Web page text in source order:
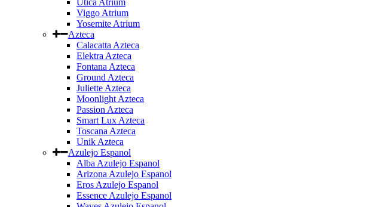
Utica Atrium
Viggo Atrium
Yosemite Atrium
Azteca
Calacatta Azteca
Elektra Azteca
Fontana Azteca
Ground Azteca
Juliette Azteca
Moonlight Azteca
Passion Azteca
Smart Lux Azteca
Toscana Azteca
Unik Azteca
Azulejo Espanol
Alba Azulejo Espanol
Arizona Azulejo Espanol
Eros Azulejo Espanol
Essence Azulejo Espanol